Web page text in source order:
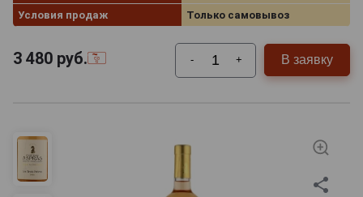
Условия продаж
Только самовывоз
3 480 руб. - + В заявку